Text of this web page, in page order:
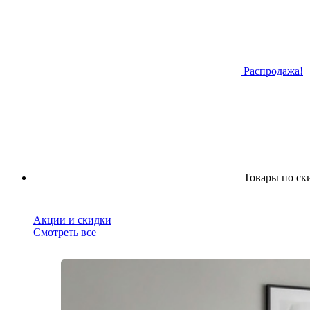
Распродажа!
Товары по
Акции и скидки
Смотреть все